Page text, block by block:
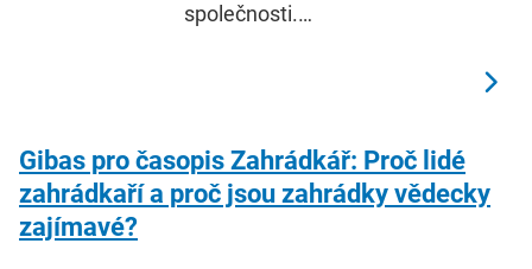
společnosti.…
Gibas pro časopis Zahrádkář: Proč lidé
zahrádkaří a proč jsou zahrádky vědecky
zajímavé?